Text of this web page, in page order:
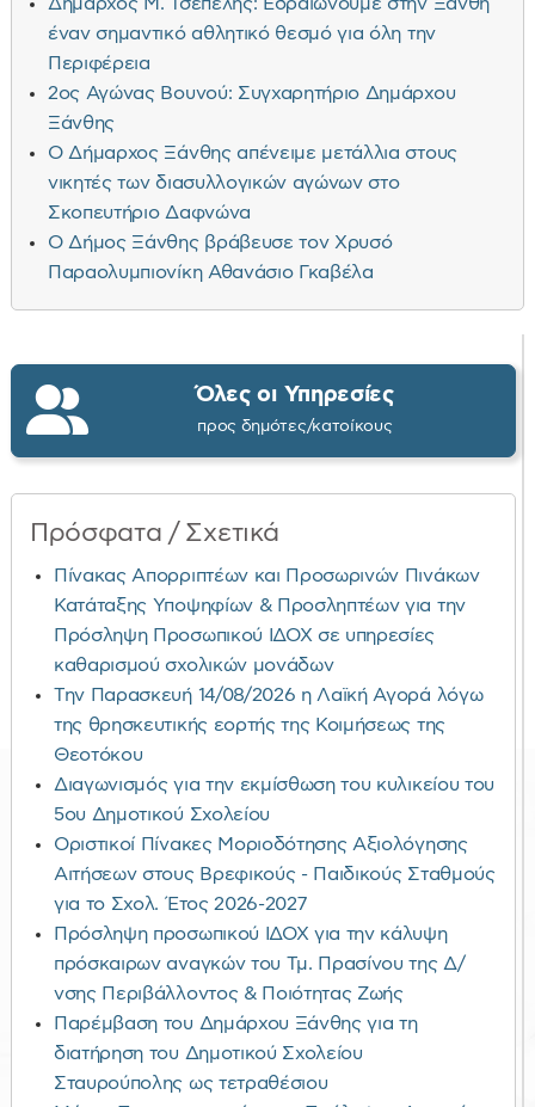
Δήμαρχος Μ. Τσέπελης: Εδραιώνουμε στην Ξάνθη
έναν σημαντικό αθλητικό θεσμό για όλη την
Περιφέρεια
2ος Αγώνας Βουνού: Συγχαρητήριο Δημάρχου
Ξάνθης
Ο Δήμαρχος Ξάνθης απένειμε μετάλλια στους
νικητές των διασυλλογικών αγώνων στο
Σκοπευτήριο Δαφνώνα
Ο Δήμος Ξάνθης βράβευσε τον Χρυσό
Παραολυμπιονίκη Αθανάσιο Γκαβέλα
Όλες οι Υπηρεσίες
προς δημότες/κατοίκους
Πρόσφατα / Σχετικά
Πίνακας Απορριπτέων και Προσωρινών Πινάκων
Κατάταξης Υποψηφίων & Προσληπτέων για την
Πρόσληψη Προσωπικού ΙΔΟΧ σε υπηρεσίες
καθαρισμού σχολικών μονάδων
Την Παρασκευή 14/08/2026 η Λαϊκή Αγορά λόγω
της θρησκευτικής εορτής της Κοιμήσεως της
Θεοτόκου
Διαγωνισμός για την εκμίσθωση του κυλικείου του
5ου Δημοτικού Σχολείου
Οριστικοί Πίνακες Μοριοδότησης Αξιολόγησης
Αιτήσεων στους Βρεφικούς - Παιδικούς Σταθμούς
για το Σχολ. Έτος 2026-2027
Πρόσληψη προσωπικού ΙΔΟΧ για την κάλυψη
πρόσκαιρων αναγκών του Τμ. Πρασίνου της Δ/
νσης Περιβάλλοντος & Ποιότητας Ζωής
Παρέμβαση του Δημάρχου Ξάνθης για τη
διατήρηση του Δημοτικού Σχολείου
Σταυρούπολης ως τετραθέσιου